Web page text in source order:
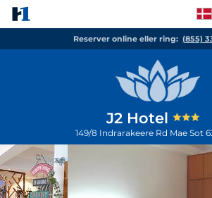
Reserver online eller ring: (855)
J2 Hotel
149/8 Indrarakeere Rd Mae Sot